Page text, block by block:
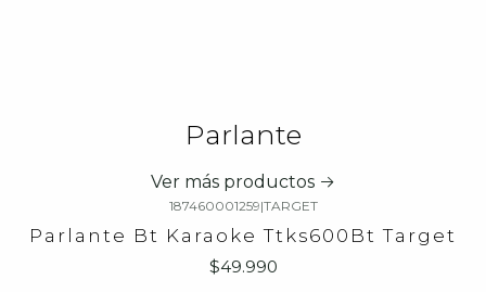
Parlante
Ver más productos
187460001259|TARGET
Parlante Bt Karaoke Ttks600Bt Target
$49.990